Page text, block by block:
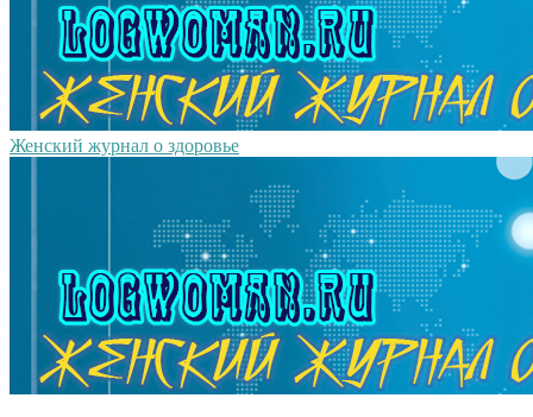
Женский журнал о здоровье